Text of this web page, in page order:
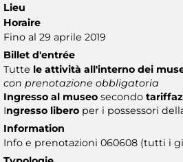
Lieu
Horaire
Fino al 29 aprile 2019
Billet d'entrée
Tutte le attività all'interno dei
con prenotazione obbligatoria
Ingresso al museo secondo
Ingresso libero per i possessori
Information
Info e prenotazioni 060608 (tutti i